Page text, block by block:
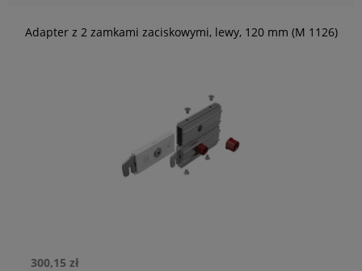
Adapter z 2 zamkami zaciskowymi, lewy, 120 mm (M 1126)
300,15 zł